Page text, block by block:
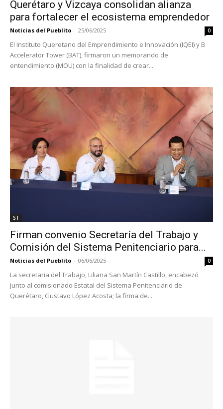
Querétaro y Vizcaya consolidan alianza
para fortalecer el ecosistema emprendedor
Noticias del Pueblito - 25/06/2025 0
El Instituto Queretano del Emprendimiento e Innovación (IQEI) y B
Accelerator Tower (BAT), firmaron un memorando de
entendimiento (MOU) con la finalidad de crear...
ST
Firman convenio Secretaría del Trabajo y
Comisión del Sistema Penitenciario para...
Noticias del Pueblito - 06/06/2025 0
La secretaria del Trabajo, Liliana San Martín Castillo, encabezó
junto al comisionado Estatal del Sistema Penitenciario de
Querétaro, Gustavo López Acosta; la firma de...